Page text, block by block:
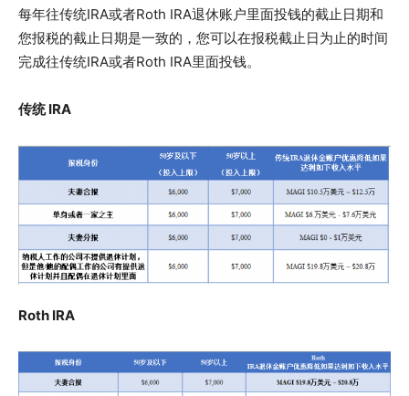
每年往传统IRA或者Roth IRA退休账户里面投钱的截止日期和
您报税的截止日期是一致的，您可以在报税截止日为止的时间
完成往传统IRA或者Roth IRA里面投钱。
传统 IRA
Roth IRA